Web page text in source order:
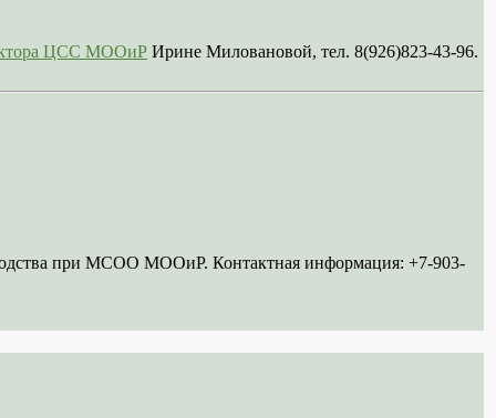
ЦСС МООиР Ирине Миловановой, тел. 8(926)823-43-96.
при МСОО МООиР. Контактная информация: +7-903-